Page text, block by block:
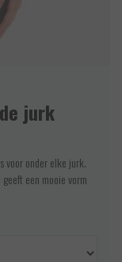
jurk
voor onder elke jurk.
een mooie vorm